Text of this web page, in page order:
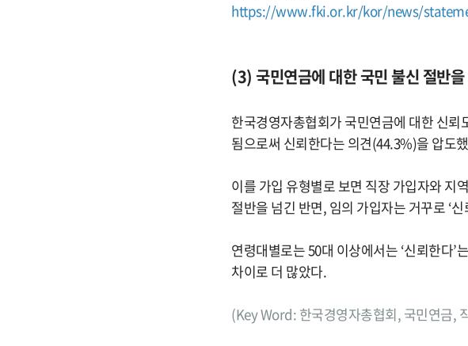
https://www.fki.or.kr/kor/news/
(3) 국민연금에 대한 국민 불신 절반을
한국경영자총협회가 국민연금에 대한 신뢰
됨으로써 신뢰한다는 의견(44.3%)을 압도
이를 가입 유형별로 보면 직장 가입자와 지
절반을 넘긴 반면, 임의 가입자는 거꾸로 ‘
연령대별로는 50대 이상에서는 ‘신뢰한다’
차이로 더 많았다.
(Key Word: 한국경영자총협회, 국민연금,